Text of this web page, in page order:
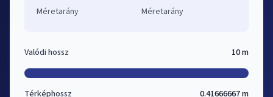
Méretarány Méretarány
Valódi hossz 10 m
Térképhossz 0.41666667 m